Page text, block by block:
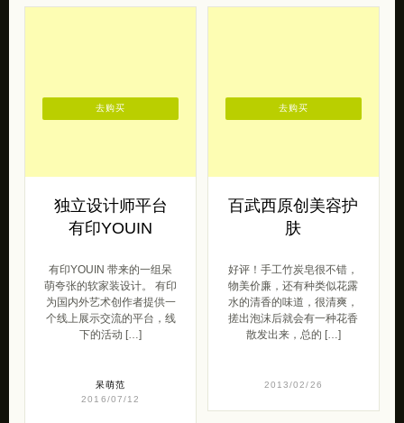
独立设计师平台
有印YOUIN
有印YOUIN 带来的一组呆
萌夸张的软家装设计。 有印
为国内外艺术创作者提供一
个线上展示交流的平台，线
下的活动 […]
呆萌范
2016/07/12
去购买
百武西原创美容护
肤
好评！手工竹炭皂很不错，
物美价廉，还有种类似花露
水的清香的味道，很清爽，
搓出泡沫后就会有一种花香
散发出来，总的 […]
2013/02/26
去购买